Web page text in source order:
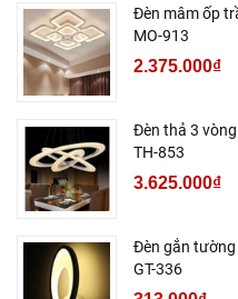
Đèn mâm ốp
MO-913
2.375.000₫
Đèn thả 3
TH-853
3.625.000₫
Đèn gắn
GT-336